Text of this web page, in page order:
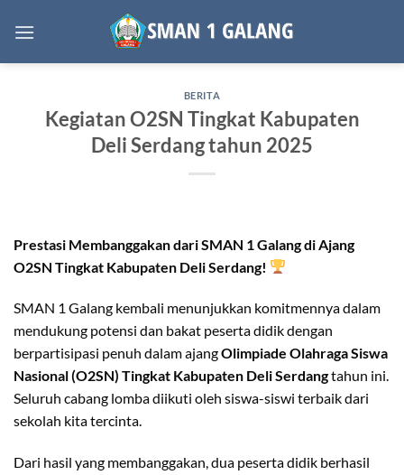
BERITA
Kegiatan O2SN Tingkat Kabupaten
Deli Serdang tahun 2025
Prestasi Membanggakan dari SMAN 1 Galang di Ajang
O2SN Tingkat Kabupaten Deli Serdang!
SMAN 1 Galang kembali menunjukkan komitmennya dalam
mendukung potensi dan bakat peserta didik dengan
berpartisipasi penuh dalam ajangOlimpiade Olahraga Siswa
Nasional (O2SN) Tingkat Kabupaten Deli Serdangtahun ini.
Seluruh cabang lomba diikuti oleh siswa-siswi terbaik dari
sekolah kita tercinta.
Dari hasil yang membanggakan, dua peserta didik berhasil